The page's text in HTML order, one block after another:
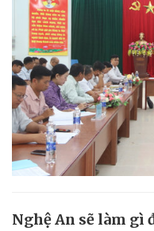
Nghệ An sẽ làm gì